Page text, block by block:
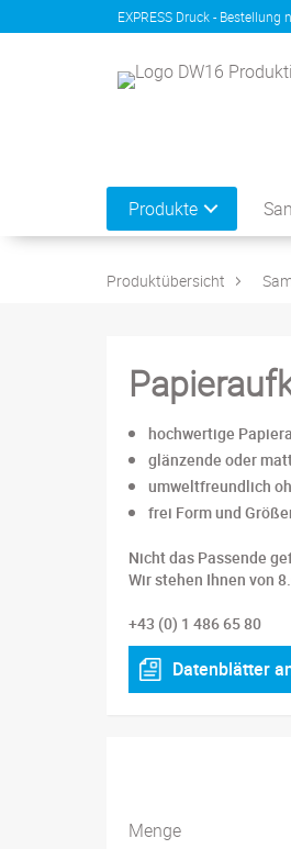
EXPRESS Druck -
Produkte
Produktübersicht
hochwertige
glänzende oder
umweltfreundlich
frei Form und
Nicht das Passende
Wir stehen Ihnen von
+43 (0) 1 486 65 80
Datenblätter
Menge